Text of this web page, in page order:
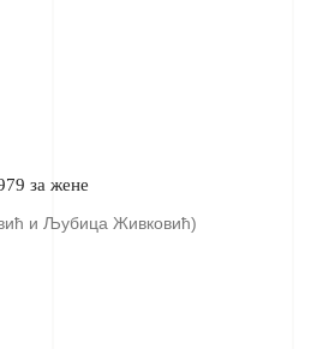
за жене
и Љубица Живковић)